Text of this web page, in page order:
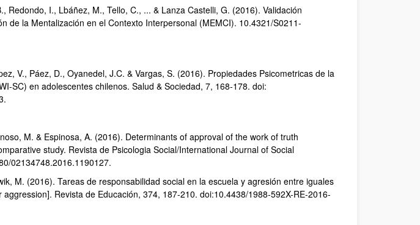
Redondo, I., Lbáñez, M., Tello, C., ... & Lanza Castelli, G. (2016). Validación
de la Mentalización en el Contexto Interpersonal (MEMCI). 10.4321/S0211-
V., Páez, D., Oyanedel, J.C. & Vargas, S. (2016). Propiedades Psicometricas de la
SC) en adolescentes chilenos. Salud & Sociedad, 7, 168-178. doi:
M. & Espinosa, A. (2016). Determinants of approval of the work of truth
study. Revista de Psicologia Social/International Journal of Social
02134748.2016.1190127.
M. (2016). Tareas de responsabilidad social en la escuela y agresión entre iguales
Revista de Educación, 374, 187-210. doi:10.4438/1988-592X-RE-2016-